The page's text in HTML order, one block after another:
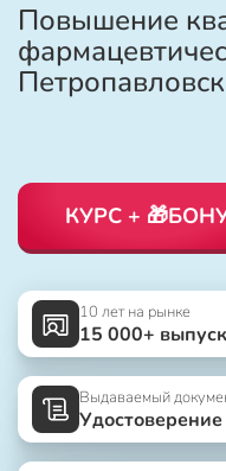
Повышение
КУРС +
10 лет на рынке
15 000+
Выдаваемый
Удостоверение